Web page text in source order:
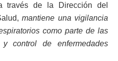
través de la Dirección del
mantiene una vigilancia
como parte de las
control de enfermedades